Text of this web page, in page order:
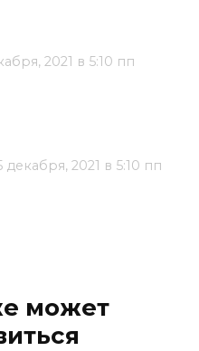
2021 в 5:10 пп
декабря, 2021 в 5:10 пп
может